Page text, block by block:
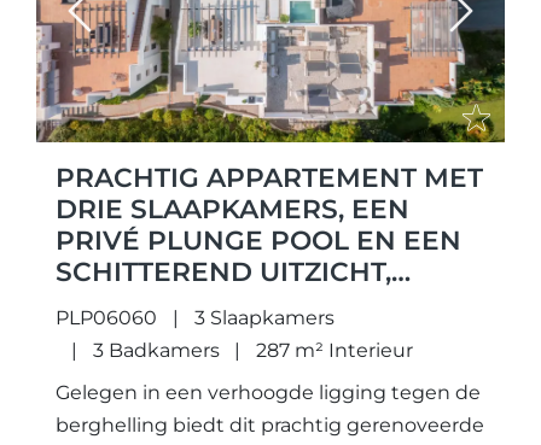
Previous Next
PRACHTIG APPARTEMENT MET
DRIE SLAAPKAMERS, EEN
PRIVÉ PLUNGE POOL EN EEN
SCHITTEREND UITZICHT,
IDEAAL GELEGEN IN HET
GEWILDE GEBIED LA QUINTA,
BENAHAVÍS
PLP06060
3 Slaapkamers
3 Badkamers
287 m² Interieur
Gelegen in een verhoogde ligging tegen de
berghelling biedt dit prachtig gerenoveerde